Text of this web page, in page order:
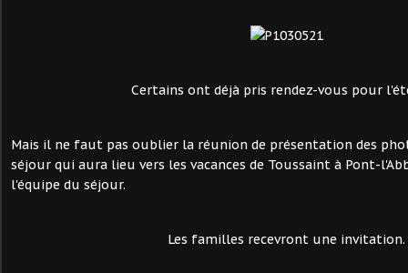
Certains ont déjà pris rendez-vous pour
Mais il ne faut pas oublier la réunion de présentation des
séjour qui aura lieu vers les vacances de Toussaint à Pont-
l'équipe du séjour.
Les familles recevront une invitation.